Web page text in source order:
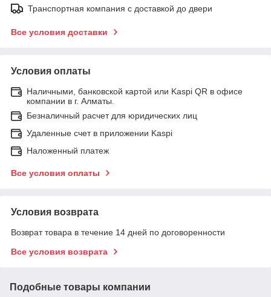
Транспортная компания с доставкой до двери
Все условия доставки
Условия оплаты
Наличными, банковской картой или Kaspi QR в офисе
компании в г. Алматы.
Безналичный расчет для юридических лиц
Удаленные счет в приложении Kaspi
Наложенный платеж
Все условия оплаты
Условия возврата
Возврат товара в течение 14 дней по договоренности
Все условия возврата
Подобные товары компании